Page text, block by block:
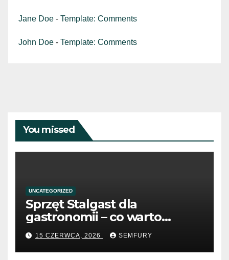
Jane Doe - Template: Comments
John Doe - Template: Comments
You missed
UNCATEGORIZED
Sprzęt Stalgast dla
gastronomii – co warto
wiedzieć przed zakupem?
15 CZERWCA, 2026 SEMFURY